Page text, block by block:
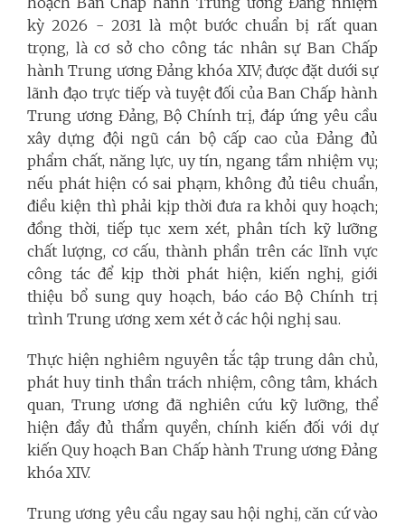
kỳ 2026 - 2031 là một bước chuẩn bị rất quan
trọng, là cơ sở cho công tác nhân sự Ban Chấp
hành Trung ương Đảng khóa XIV; được đặt dưới sự
lãnh đạo trực tiếp và tuyệt đối của Ban Chấp hành
Trung ương Đảng, Bộ Chính trị, đáp ứng yêu cầu
xây dựng đội ngũ cán bộ cấp cao của Đảng đủ
phẩm chất, năng lực, uy tín, ngang tầm nhiệm vụ;
nếu phát hiện có sai phạm, không đủ tiêu chuẩn,
điều kiện thì phải kịp thời đưa ra khỏi quy hoạch;
đồng thời, tiếp tục xem xét, phân tích kỹ lưỡng
chất lượng, cơ cấu, thành phần trên các lĩnh vực
công tác để kịp thời phát hiện, kiến nghị, giới
thiệu bổ sung quy hoạch, báo cáo Bộ Chính trị
trình Trung ương xem xét ở các hội nghị sau.
Thực hiện nghiêm nguyên tắc tập trung dân chủ,
phát huy tinh thần trách nhiệm, công tâm, khách
quan, Trung ương đã nghiên cứu kỹ lưỡng, thể
hiện đầy đủ thẩm quyền, chính kiến đối với dự
kiến Quy hoạch Ban Chấp hành Trung ương Đảng
khóa XIV.
Trung ương yêu cầu ngay sau hội nghị, căn cứ vào